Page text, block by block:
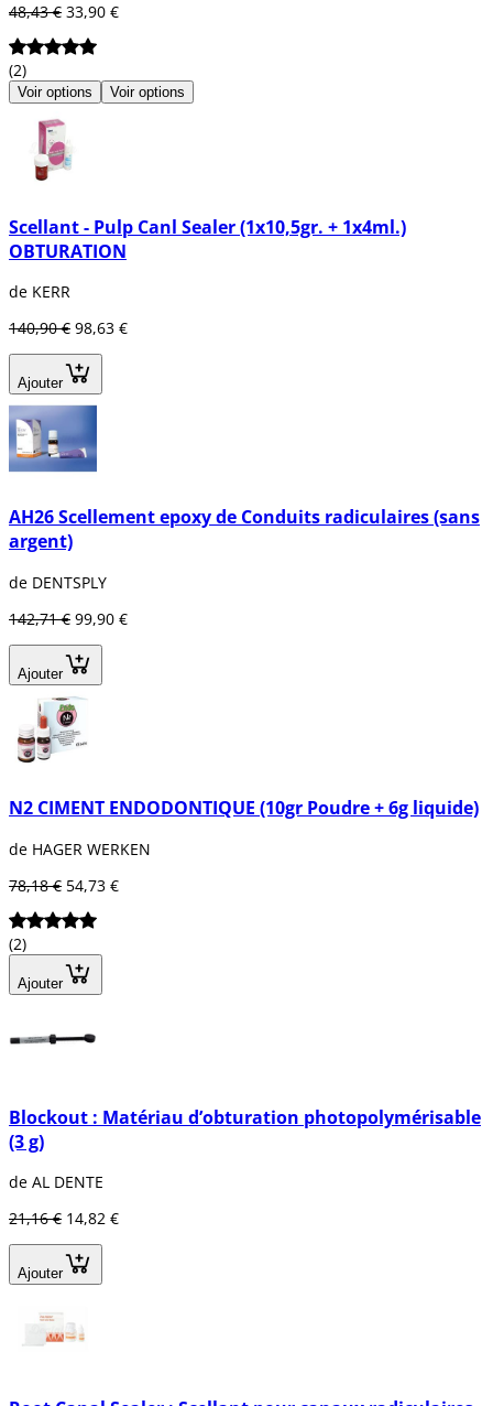
48,43 € 33,90 €
(2)
Voir options Voir options
Scellant - Pulp Canl Sealer (1x10,5gr. + 1x4ml.)
OBTURATION
de KERR
140,90 € 98,63 €
Ajouter
AH26 Scellement epoxy de Conduits radiculaires (sans
argent)
de DENTSPLY
142,71 € 99,90 €
Ajouter
N2 CIMENT ENDODONTIQUE (10gr Poudre + 6g liquide)
de HAGER WERKEN
78,18 € 54,73 €
(2)
Ajouter
Blockout : Matériau d’obturation photopolymérisable
(3 g)
de AL DENTE
21,16 € 14,82 €
Ajouter